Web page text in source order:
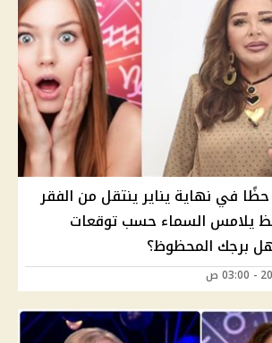
في نهاية يناير ينتقل من الفقر
يلامس السماء حسب توقعات
برجك المحظوظ؟